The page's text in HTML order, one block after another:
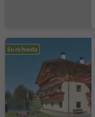
Su richiesta